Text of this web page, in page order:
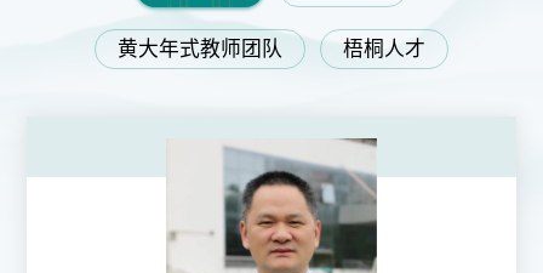
黄大年式教师团队 梧桐人才